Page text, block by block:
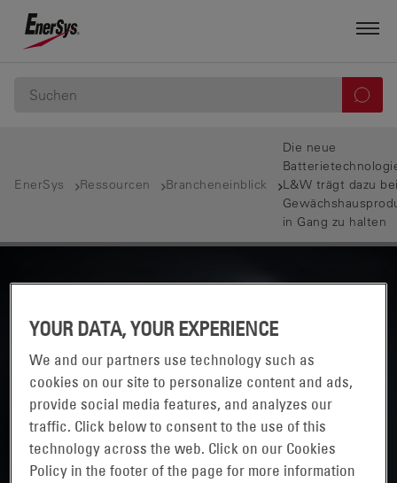
EnerSys Ressourcen Brancheneinblick
Die neue
L&W trägt dazu
in Gang zu halten
YOUR DATA, YOUR EXPERIENCE
We and our partners use technology such as
cookies on our site to personalize content and ads,
provide social media features, and analyzes our
traffic. Click below to consent to the use of this
technology across the web. Click on our Cookies
Policy in the footer of the page for more information